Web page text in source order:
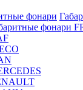
фонари